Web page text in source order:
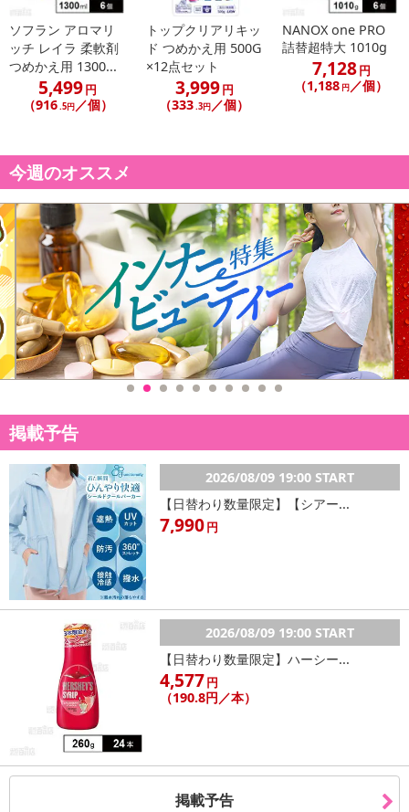
ソフラン アロマリ
ッチ レイラ 柔軟剤
つめかえ用 1300...
5,499円
（916.5円／個）
トップクリアリキッ
ド つめかえ用 500G
×12点セット
3,999円
（333.3円／個）
NANOX one PRO
詰替超特大 1010g
7,128円
（1,188 円／個）
今週のオススメ
掲載予告
2026/08/09 19:00 START
【日替わり数量限定】【シアー...
7,990円
2026/08/09 19:00 START
【日替わり数量限定】ハーシー...
4,577円
（190.8円／本）
掲載予告